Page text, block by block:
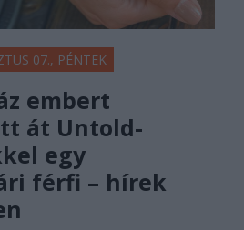
07., PÉNTEK
embert
át Untold-
egy
férfi – hírek